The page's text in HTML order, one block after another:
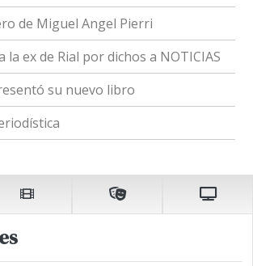
de Miguel Angel Pierri
la ex de Rial por dichos a NOTICIAS
su nuevo libro